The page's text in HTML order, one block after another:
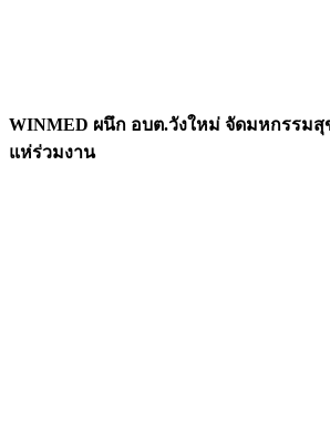
WINMED ผนึก อบต.วังใหม่ จัดมหกรรม
แห่ร่วมงาน